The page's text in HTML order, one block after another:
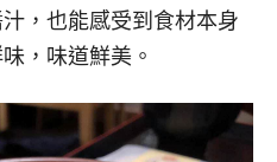
，也能感受到食材本身
，味道鮮美。